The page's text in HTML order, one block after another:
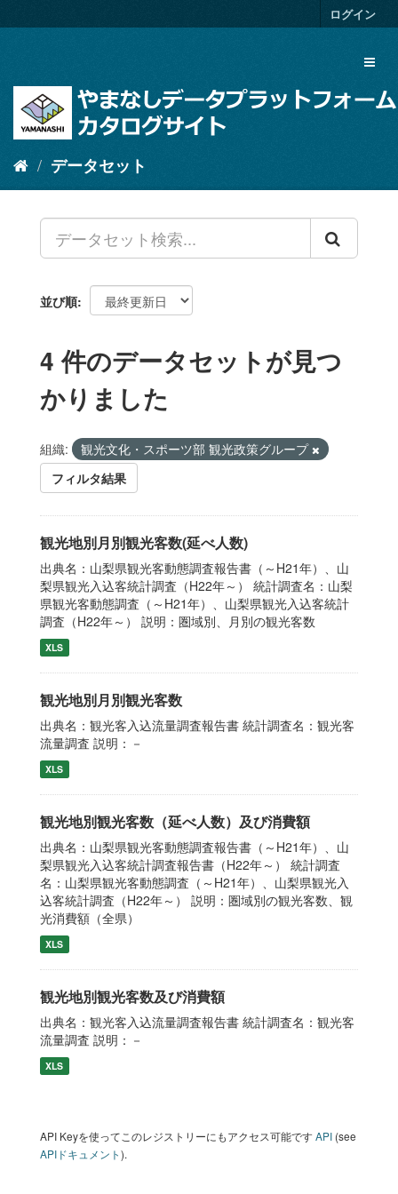
キ
ログイン
データセット
並び順
4 件のデータセットが見つ
かりました
組織:
観光文化・スポーツ部 観光政策グループ
フィルタ結果
観光地別月別観光客数(延べ人数)
出典名：山梨県観光客動態調査報告書（～H21年）、山
梨県観光入込客統計調査（H22年～） 統計調査名：山梨
県観光客動態調査（～H21年）、山梨県観光入込客統計
調査（H22年～） 説明：圏域別、月別の観光客数
XLS
観光地別月別観光客数
出典名：観光客入込流量調査報告書 統計調査名：観光客
流量調査 説明：－
XLS
観光地別観光客数（延べ人数）及び消費額
出典名：山梨県観光客動態調査報告書（～H21年）、山
梨県観光入込客統計調査報告書（H22年～） 統計調査
名：山梨県観光客動態調査（～H21年）、山梨県観光入
込客統計調査（H22年～） 説明：圏域別の観光客数、観
光消費額（全県）
XLS
観光地別観光客数及び消費額
出典名：観光客入込流量調査報告書 統計調査名：観光客
流量調査 説明：－
XLS
API Keyを使ってこのレジストリーにもアクセス可能ですAPI (see
APIドキュメント).